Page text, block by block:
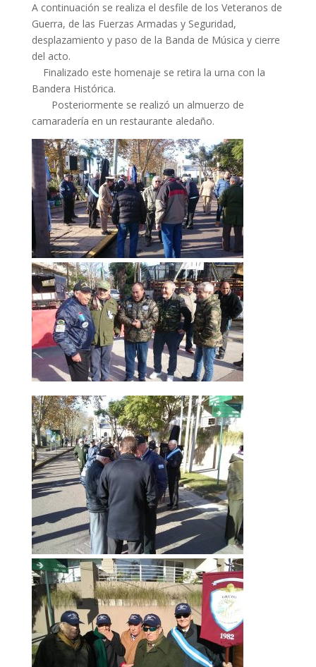
A continuación se realiza el desfile de los Veteranos de
Guerra, de las Fuerzas Armadas y Seguridad,
desplazamiento y paso de la Banda de Música y cierre
del acto.
Finalizado este homenaje se retira la urna con la
Bandera Histórica.
Posteriormente se realizó un almuerzo de
camaradería en un restaurante aledaño.